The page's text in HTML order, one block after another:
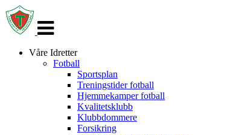
navigasjon
Våre Idretter
Fotball
Sportsplan
Treningstider fotball
Hjemmekamper fotball
Kvalitetsklubb
Klubbdommere
Forsikring